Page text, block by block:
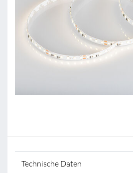
Technische Daten